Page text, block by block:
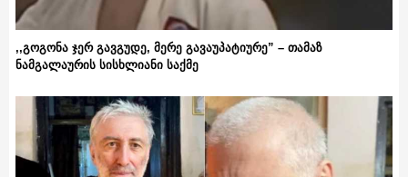
,,გოგონა ჯერ გავგუდე, მერე გავაუპატიურე” – თამაზ
ნამგალაურის სისხლიანი საქმე